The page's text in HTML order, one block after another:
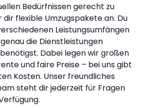
Bedürfnissen gerecht zu
flexible Umzugspakete an. Du
Leistungsumfängen
die Dienstleistungen
Dabei legen wir großen
und faire Preise – bei uns gibt
Kosten. Unser freundliches
steht dir jederzeit für Fragen